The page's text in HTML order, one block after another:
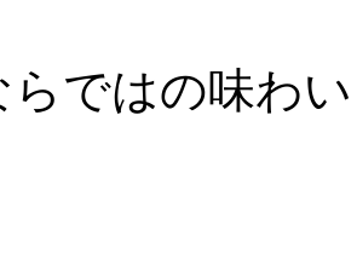
らではの味わ